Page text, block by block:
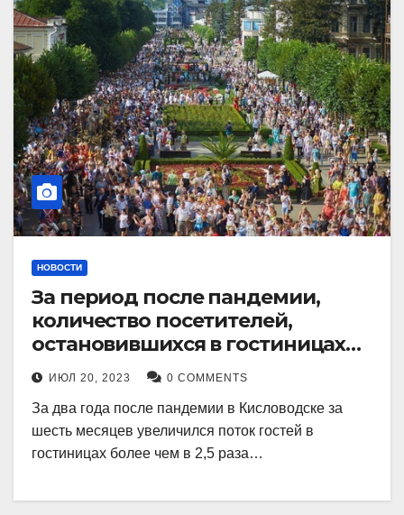
НОВОСТИ
За период после пандемии,
количество посетителей,
остановившихся в гостиницах
Кисловодска, выросло в 2,5 раза.
ИЮЛ 20, 2023 0 COMMENTS
За два года после пандемии в Кисловодске за
шесть месяцев увеличился поток гостей в
гостиницах более чем в 2,5 раза…